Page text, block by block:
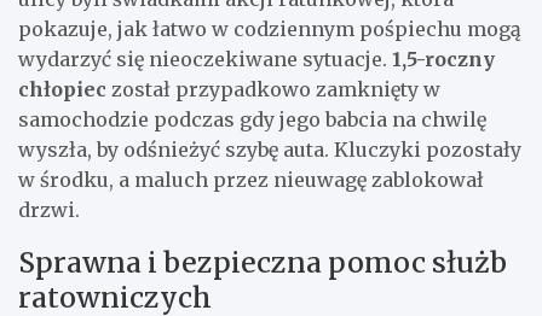
pokazuje, jak łatwo w codziennym pośpiechu mogą
wydarzyć się nieoczekiwane sytuacje. 1,5-roczny
chłopiec został przypadkowo zamknięty w
samochodzie podczas gdy jego babcia na chwilę
wyszła, by odśnieżyć szybę auta. Kluczyki pozostały
w środku, a maluch przez nieuwagę zablokował
drzwi.
Sprawna i bezpieczna pomoc służb
ratowniczych